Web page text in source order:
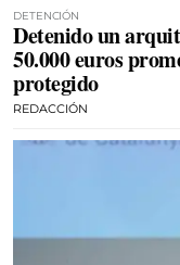
DETENCIÓN
Detenido un
50.000 euros
protegido
REDACCIÓN